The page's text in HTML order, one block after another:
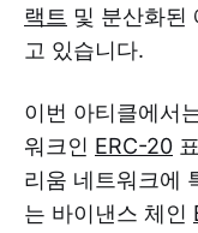
랙트 및 분산화된
고 있습니다.
이번 아티클에서
워크인 ERC-20
리움 네트워크에
는 바이낸스 체인